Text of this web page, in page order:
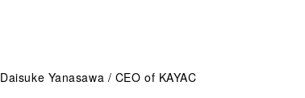
Daisuke Yanasawa / CEO of KAYAC